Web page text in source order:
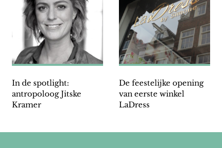
In de spotlight:
antropoloog Jitske
Kramer
De feestelijke opening
van eerste winkel
LaDress